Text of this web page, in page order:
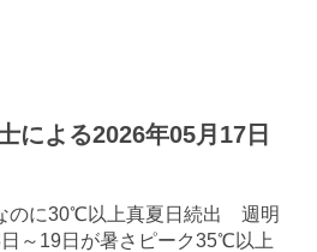
による2026年05月17日
のに30℃以上真夏日続出 週明
～19日が暑さピーク35℃以上